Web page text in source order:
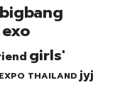
bigbang
exo
girls'
THAILAND jyj